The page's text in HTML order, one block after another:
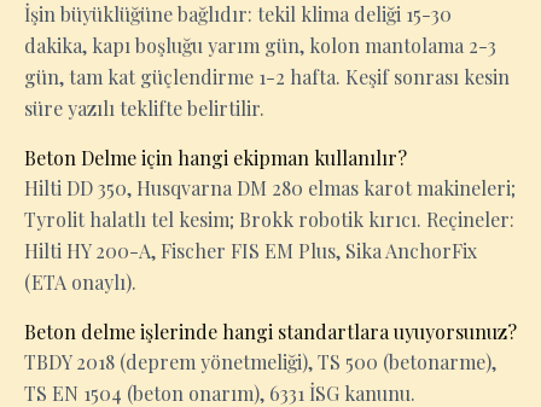
İşin büyüklüğüne bağlıdır: tekil klima deliği 15-30
dakika, kapı boşluğu yarım gün, kolon mantolama 2-3
gün, tam kat güçlendirme 1-2 hafta. Keşif sonrası kesin
süre yazılı teklifte belirtilir.
Beton Delme için hangi ekipman kullanılır?
Hilti DD 350, Husqvarna DM 280 elmas karot makineleri;
Tyrolit halatlı tel kesim; Brokk robotik kırıcı. Reçineler:
Hilti HY 200-A, Fischer FIS EM Plus, Sika AnchorFix
(ETA onaylı).
Beton delme işlerinde hangi standartlara uyuyorsunuz?
TBDY 2018 (deprem yönetmeliği), TS 500 (betonarme),
TS EN 1504 (beton onarım), 6331 İSG kanunu.